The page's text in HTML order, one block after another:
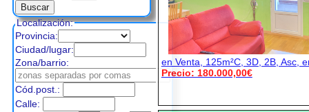
Localización:
Provincia:
Ciudad/lugar:
Zona/barrio:
Cód.post.:
Calle:
en Venta, 125m²C, 3D, 2B, Asc,
Precio: 180.000,00€